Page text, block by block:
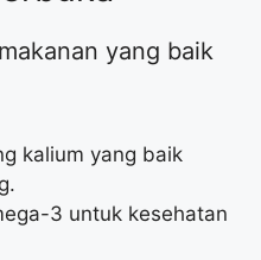
yang baik
kalium yang baik
3 untuk kesehatan